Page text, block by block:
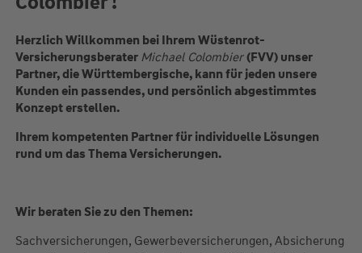
Herzlich Willkommen bei Michael
Colombier !
Herzlich Willkommen bei Ihrem Wüstenrot-
VersicherungsberaterMichael Colombier(FVV) unser
Partner, die Württembergische, kann für jeden unsere
Konzept erstellen.
Wir beraten Sie zu den Themen: